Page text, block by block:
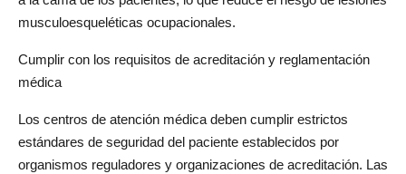
musculoesqueléticas ocupacionales.
Cumplir con los requisitos de acreditación y reglamentación
médica
Los centros de atención médica deben cumplir estrictos
estándares de seguridad del paciente establecidos por
organismos reguladores y organizaciones de acreditación. Las